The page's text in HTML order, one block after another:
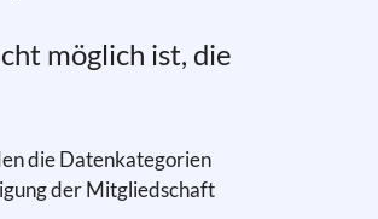
möglich ist, die
die Datenkategorien
der Mitgliedschaft